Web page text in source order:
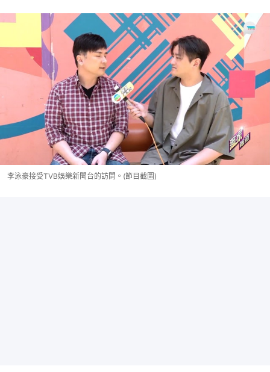
李泳豪接受TVB娛樂新聞台的訪問。(節目截圖)